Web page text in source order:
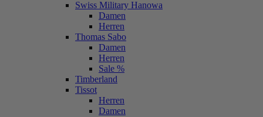
Swiss Military Hanowa
Damen
Herren
Thomas Sabo
Damen
Herren
Sale %
Timberland
Tissot
Herren
Damen